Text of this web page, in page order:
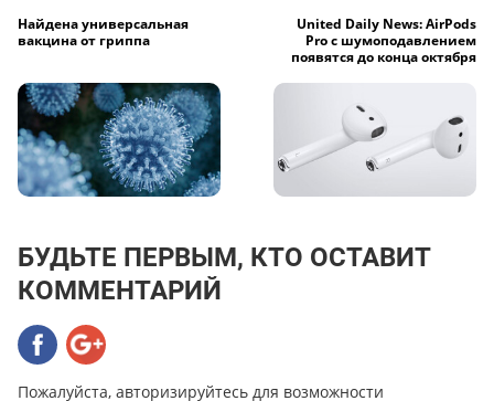
Найдена универсальная
вакцина от гриппа
United Daily News: AirPods
Pro с шумоподавлением
появятся до конца октября
БУДЬТЕ ПЕРВЫМ, КТО ОСТАВИТ
КОММЕНТАРИЙ
Пожалуйста, авторизируйтесь для возможности